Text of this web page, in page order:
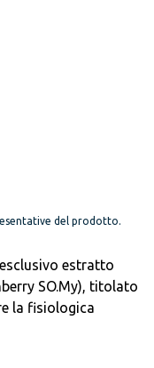
del prodotto.
estratto
SO.My), titolato
la fisiologica